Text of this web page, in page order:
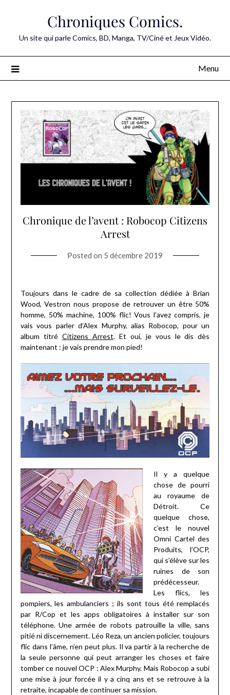
Chroniques Comics.
Un site qui parle Comics, BD, Manga, TV/Ciné et Jeux Vidéo.
Menu
Chronique de l’avent : Robocop Citizens
Arrest
Posted on 5 décembre 2019
Toujours dans le cadre de sa collection dédiée à Brian
Wood, Vestron nous propose de retrouver un être 50%
homme, 50% machine, 100% flic! Vous l’avez compris, je
vais vous parler d’Alex Murphy, alias Robocop, pour un
album titré Citizens Arrest. Et oui, je vous le dis dès
maintenant : je vais prendre mon pied!
Il y a quelque
chose de pourri
au royaume de
Détroit. Ce
quelque chose,
c’est le nouvel
Omni Cartel des
Produits, l’OCP,
qui s’élève sur les
ruines de son
prédécesseur.
Les flics, les
pompiers, les ambulanciers ; ils sont tous été remplacés
par R/Cop et les apps obligatoires à installer sur son
téléphone. Une armée de robots patrouille la ville, sans
pitié ni discernement. Léo Reza, un ancien policier, toujours
flic dans l’âme, n’en peut plus. Il va partir à la recherche de
la seule personne qui peut arranger les choses et faire
tomber ce nouvel OCP : Alex Murphy. Mais Robocop a subi
une mise à jour forcée il y a cinq ans et se retrouve à la
retraite, incapable de continuer sa mission.